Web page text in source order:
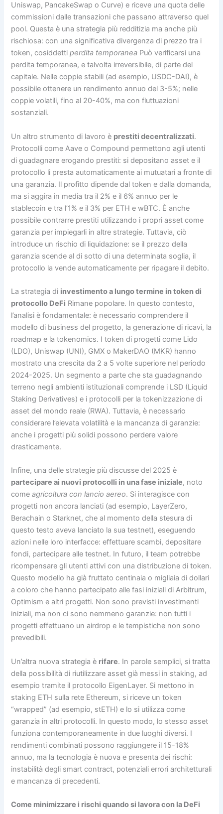
Uniswap, PancakeSwap o Curve) e riceve una quota delle
commissioni dalle transazioni che passano attraverso quel
pool. Questa è una strategia più redditizia ma anche più
rischiosa: con una significativa divergenza di prezzo tra i
token, cosiddettiperdita temporanea Può verificarsi una
perdita temporanea, e talvolta irreversibile, di parte del
capitale. Nelle coppie stabili (ad esempio, USDC-DAI), è
possibile ottenere un rendimento annuo del 3-5%; nelle
coppie volatili, fino al 20-40%, ma con fluttuazioni
sostanziali.
Un altro strumento di lavoro è prestiti decentralizzati.
Protocolli come Aave o Compound permettono agli utenti
di guadagnare erogando prestiti: si depositano asset e il
protocollo li presta automaticamente ai mutuatari a fronte di
una garanzia. Il profitto dipende dal token e dalla domanda,
ma si aggira in media tra il 2% e il 6% annuo per le
stablecoin e tra l’1% e il 3% per ETH e wBTC. È anche
possibile contrarre prestiti utilizzando i propri asset come
garanzia per impiegarli in altre strategie. Tuttavia, ciò
introduce un rischio di liquidazione: se il prezzo della
garanzia scende al di sotto di una determinata soglia, il
protocollo la vende automaticamente per ripagare il debito.
La strategia di investimento a lungo termine in token di
protocollo DeFi Rimane popolare. In questo contesto,
l’analisi è fondamentale: è necessario comprendere il
modello di business del progetto, la generazione di ricavi, la
roadmap e la tokenomics. I token di progetti come Lido
(LDO), Uniswap (UNI), GMX o MakerDAO (MKR) hanno
mostrato una crescita da 2 a 5 volte superiore nel periodo
2024-2025. Un segmento a parte che sta guadagnando
terreno negli ambienti istituzionali comprende i LSD (Liquid
Staking Derivatives) e i protocolli per la tokenizzazione di
asset del mondo reale (RWA). Tuttavia, è necessario
considerare l’elevata volatilità e la mancanza di garanzie:
anche i progetti più solidi possono perdere valore
drasticamente.
Infine, una delle strategie più discusse del 2025 è
partecipare ai nuovi protocolli in una fase iniziale, noto
comeagricoltura con lancio aereo. Si interagisce con
progetti non ancora lanciati (ad esempio, LayerZero,
Berachain o Starknet, che al momento della stesura di
questo testo aveva lanciato la sua testnet), eseguendo
azioni nelle loro interfacce: effettuare scambi, depositare
fondi, partecipare alle testnet. In futuro, il team potrebbe
ricompensare gli utenti attivi con una distribuzione di token.
Questo modello ha già fruttato centinaia o migliaia di dollari
a coloro che hanno partecipato alle fasi iniziali di Arbitrum,
Optimism e altri progetti. Non sono previsti investimenti
iniziali, ma non ci sono nemmeno garanzie: non tutti i
progetti effettuano un airdrop e le tempistiche non sono
prevedibili.
Un’altra nuova strategia è rifare. In parole semplici, si tratta
della possibilità di riutilizzare asset già messi in staking, ad
esempio tramite il protocollo EigenLayer. Si mettono in
staking ETH sulla rete Ethereum, si riceve un token
“wrapped” (ad esempio, stETH) e lo si utilizza come
garanzia in altri protocolli. In questo modo, lo stesso asset
funziona contemporaneamente in due luoghi diversi. I
rendimenti combinati possono raggiungere il 15-18%
annuo, ma la tecnologia è nuova e presenta dei rischi:
instabilità degli smart contract, potenziali errori architetturali
e mancanza di precedenti.
Come minimizzare i rischi quando si lavora con la DeFi